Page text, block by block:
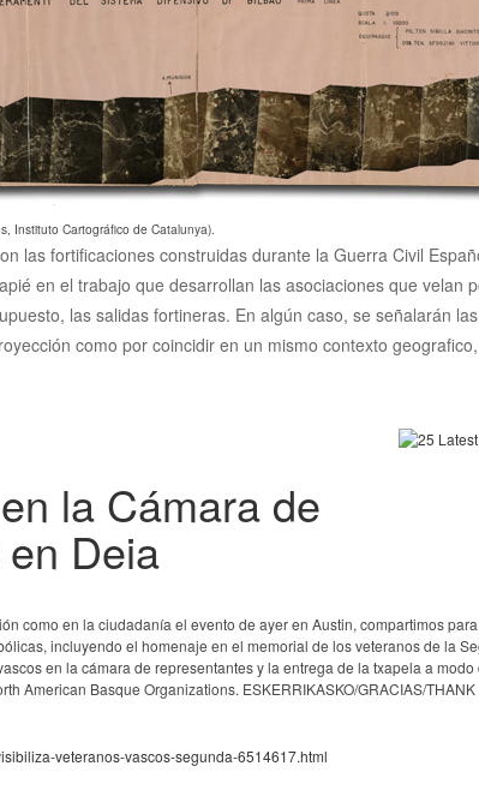
Instituto Cartográfico de Catalunya).
las fortificaciones construidas durante la Guerra Civil
en el trabajo que desarrollan las asociaciones que velan
las salidas fortineras. En algún caso, se señalarán
como por coincidir en un mismo contexto
la Cámara de
Deia
como en la ciudadanía el evento de ayer en Austin, compartimos para
incluyendo el homenaje en el memorial de los veteranos de la
en la cámara de representantes y la entrega de la txapela a modo
American Basque Organizations. ESKERRIKASKO/GRACIAS/THANK
veteranos-vascos-segunda-6514617.html